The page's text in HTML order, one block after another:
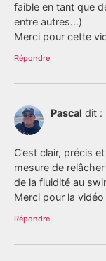
faible en tant que
entre autres…)
Merci pour cette
Répondre
Pascal dit :
C’est clair, précis
mesure de
de la fluidité au
Merci pour la
Répondre